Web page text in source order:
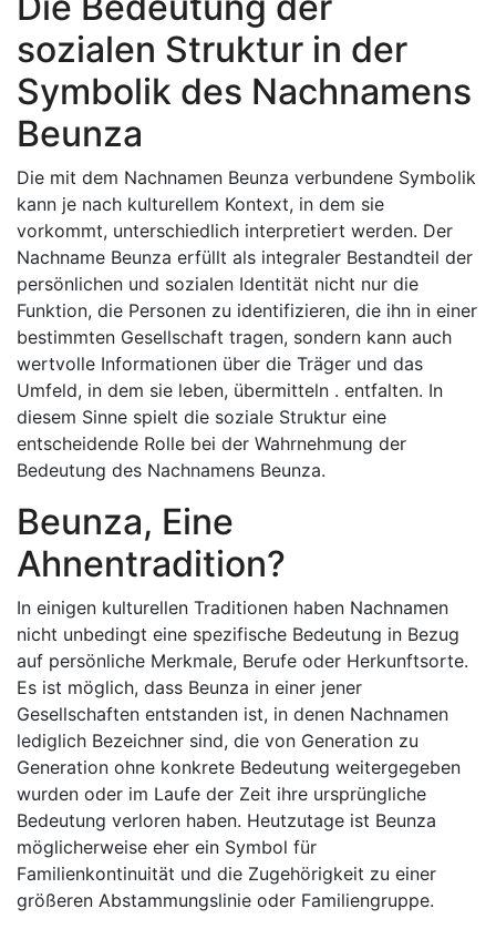
sozialen Struktur in der
Symbolik des Nachnamens
Beunza
Die mit dem Nachnamen Beunza verbundene Symbolik
kann je nach kulturellem Kontext, in dem sie
vorkommt, unterschiedlich interpretiert werden. Der
Nachname Beunza erfüllt als integraler Bestandteil der
persönlichen und sozialen Identität nicht nur die
Funktion, die Personen zu identifizieren, die ihn in einer
bestimmten Gesellschaft tragen, sondern kann auch
wertvolle Informationen über die Träger und das
Umfeld, in dem sie leben, übermitteln . entfalten. In
diesem Sinne spielt die soziale Struktur eine
entscheidende Rolle bei der Wahrnehmung der
Bedeutung des Nachnamens Beunza.
Beunza, Eine
Ahnentradition?
In einigen kulturellen Traditionen haben Nachnamen
nicht unbedingt eine spezifische Bedeutung in Bezug
auf persönliche Merkmale, Berufe oder Herkunftsorte.
Es ist möglich, dass Beunza in einer jener
Gesellschaften entstanden ist, in denen Nachnamen
lediglich Bezeichner sind, die von Generation zu
Generation ohne konkrete Bedeutung weitergegeben
wurden oder im Laufe der Zeit ihre ursprüngliche
Bedeutung verloren haben. Heutzutage ist Beunza
möglicherweise eher ein Symbol für
Familienkontinuität und die Zugehörigkeit zu einer
größeren Abstammungslinie oder Familiengruppe.